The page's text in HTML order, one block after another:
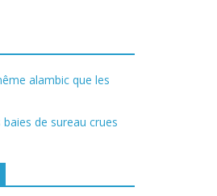
alambic que les
de sureau crues